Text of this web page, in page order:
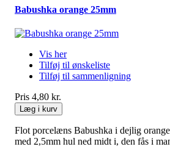
Babushka orange 25mm
Vis her
Tilføj til ønskeliste
Tilføj til sammenligning
Pris 4,80 kr.
Læg i kurv
Flot porcelæns Babushka i dejlig
med 2,5mm hul ned midt i, den fås i